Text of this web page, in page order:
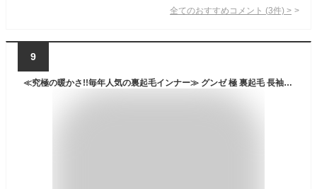
全てのおすすめコメント (3件) >
9
≪究極の暖かさ!!毎年人気の裏起毛インナー≫ グンゼ 極 裏起毛 長袖 丸首 メンズ 冬用 防寒 防寒着 あったか インナー 暖かい 厚い 柔らか 生地 保温 下着 肌着 9分袖 ストレッチ 伸びる クルーネック 発熱 厚手 超厚手 部屋着 ギフト MH0808 M L LL